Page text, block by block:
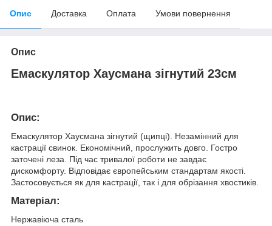
Опис Доставка Оплата Умови повернення
Опис
Емаскулятор Хаусмана зігнутий 23см
Опис:
Емаскулятор Хаусмана зігнутий (щипці). Незамінний для
кастрації свинок. Економічний, прослужить довго. Гостро
заточені леза. Під час тривалої роботи не завдає
дискомфорту. Відповідає європейським стандартам якості.
Застосовується як для кастрації, так і для обрізання хвостиків.
Матеріал:
Нержавіюча сталь